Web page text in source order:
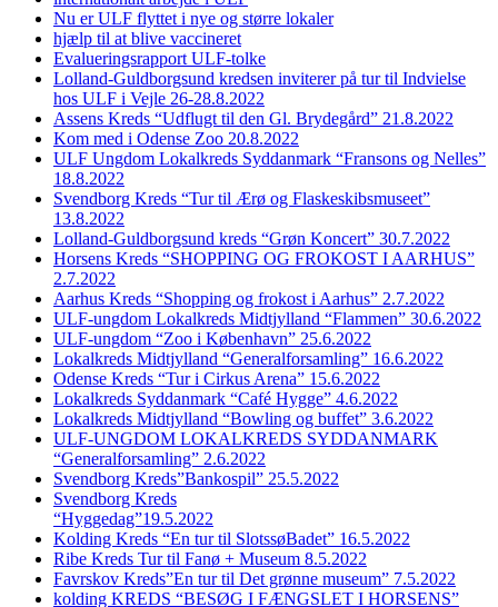
Nu er ULF flyttet i nye og større lokaler
hjælp til at blive vaccineret
Evalueringsrapport ULF-tolke
Lolland-Guldborgsund kredsen inviterer på tur til Indvielse
hos ULF i Vejle 26-28.8.2022
Assens Kreds “Udflugt til den Gl. Brydegård” 21.8.2022
Kom med i Odense Zoo 20.8.2022
ULF Ungdom Lokalkreds Syddanmark “Fransons og Nelles”
18.8.2022
Svendborg Kreds “Tur til Ærø og Flaskeskibsmuseet”
13.8.2022
Lolland-Guldborgsund kreds “Grøn Koncert” 30.7.2022
Horsens Kreds “SHOPPING OG FROKOST I AARHUS”
2.7.2022
Aarhus Kreds “Shopping og frokost i Aarhus” 2.7.2022
ULF-ungdom Lokalkreds Midtjylland “Flammen” 30.6.2022
ULF-ungdom “Zoo i København” 25.6.2022
Lokalkreds Midtjylland “Generalforsamling” 16.6.2022
Odense Kreds “Tur i Cirkus Arena” 15.6.2022
Lokalkreds Syddanmark “Café Hygge” 4.6.2022
Lokalkreds Midtjylland “Bowling og buffet” 3.6.2022
ULF-UNGDOM LOKALKREDS SYDDANMARK
“Generalforsamling” 2.6.2022
Svendborg Kreds”Bankospil” 25.5.2022
Svendborg Kreds
“Hyggedag”19.5.2022
Kolding Kreds “En tur til SlotssøBadet” 16.5.2022
Ribe Kreds Tur til Fanø + Museum 8.5.2022
Favrskov Kreds”En tur til Det grønne museum” 7.5.2022
kolding KREDS “BESØG I FÆNGSLET I HORSENS”